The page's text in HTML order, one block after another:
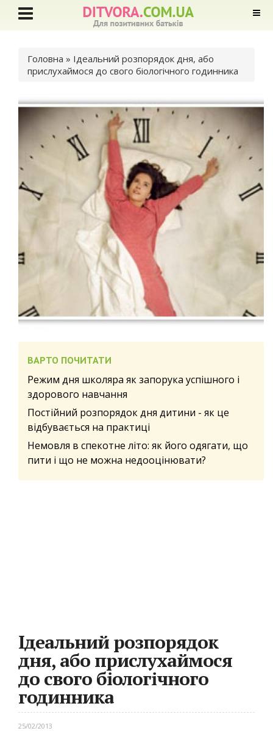
Ви є тут
Головна » Ідеальний розпорядок дня, або
прислухаймося до свого біологічного годинника
ВАРТО ПОЧИТАТИ
Режим дня школяра як запорука успішного і
здорового навчання
Постійний розпорядок дня дитини - як це
відбувається на практиці
Немовля в спекотне літо: як його одягати, що
пити і що не можна недооцінювати?
Ідеальний розпорядок
дня, або прислухаймося
до свого біологічного
годинника
25/02/2013